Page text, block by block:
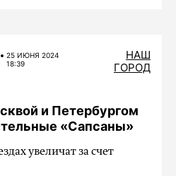
25 ИЮНЯ 2024
18:39
НАШ
ГОРОД
и Петербургом
«Сапсаны»
увеличат за счет